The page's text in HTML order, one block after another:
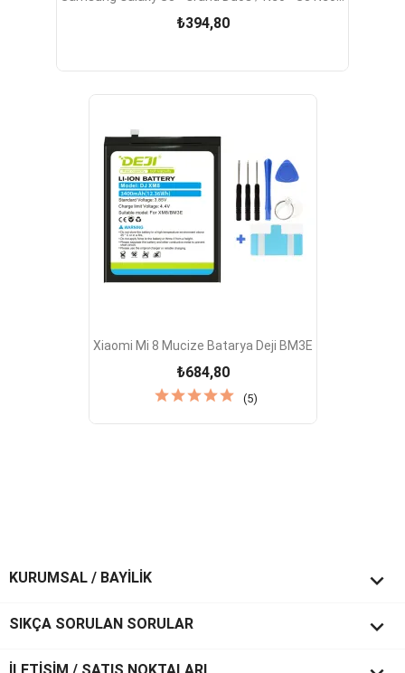
₺394,80
Xiaomi Mi 8 Mucize Batarya Deji BM3E
₺684,80
(5)
KURUMSAL / BAYİLİK 
SIKÇA SORULAN SORULAR 